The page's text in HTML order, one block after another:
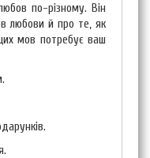
по-різному. Він
любови й про те, як
мов потребує ваш